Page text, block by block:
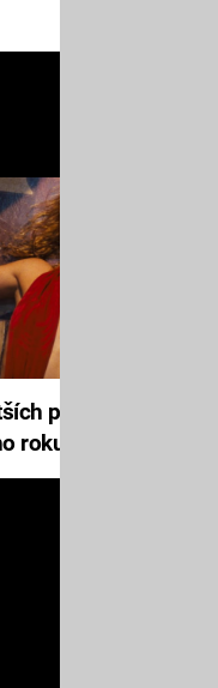
propadáků
roku: Disney na
prodělal 200